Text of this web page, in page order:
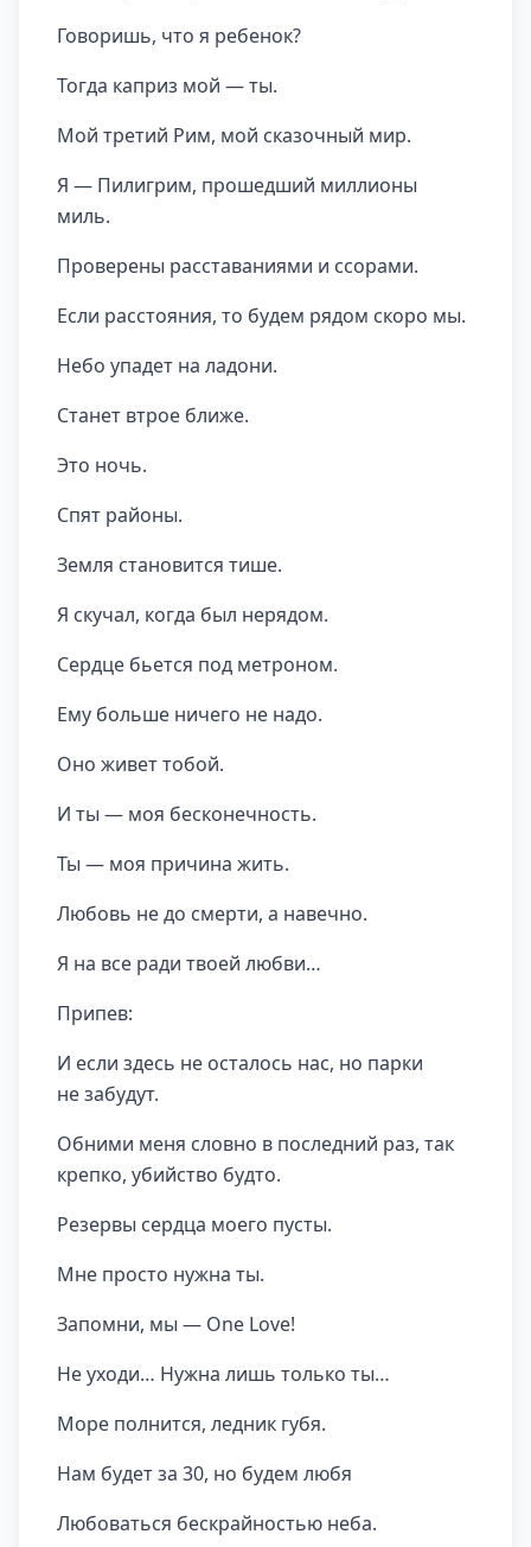
Говоришь, что я ребенок?
Тогда каприз мой — ты.
Мой третий Рим, мой сказочный мир.
Я — Пилигрим, прошедший миллионы
миль.
Проверены расставаниями и ссорами.
Если расстояния, то будем рядом скоро мы.
Небо упадет на ладони.
Станет втрое ближе.
Это ночь.
Спят районы.
Земля становится тише.
Я скучал, когда был нерядом.
Сердце бьется под метроном.
Ему больше ничего не надо.
Оно живет тобой.
И ты — моя бесконечность.
Ты — моя причина жить.
Любовь не до смерти, а навечно.
Я на все ради твоей любви…
Припев:
И если здесь не осталось нас, но парки
не забудут.
Обними меня словно в последний раз, так
крепко, убийство будто.
Резервы сердца моего пусты.
Мне просто нужна ты.
Запомни, мы — One Love!
Не уходи… Нужна лишь только ты…
Море полнится, ледник губя.
Нам будет за 30, но будем любя
Любоваться бескрайностью неба.